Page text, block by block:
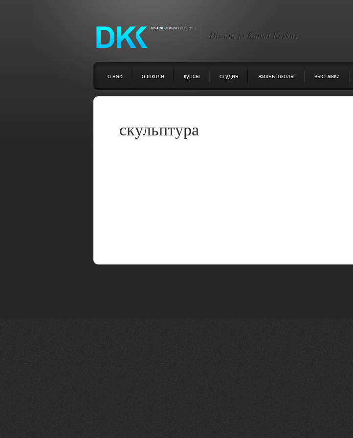
Disaini ja Kunsti Keskus
о нас o школе курсы студия жизнь школы выставки
скульптура